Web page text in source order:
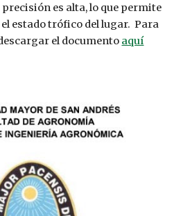
es alta, lo que permite
estado trófico del lugar. Para
el documento aquí